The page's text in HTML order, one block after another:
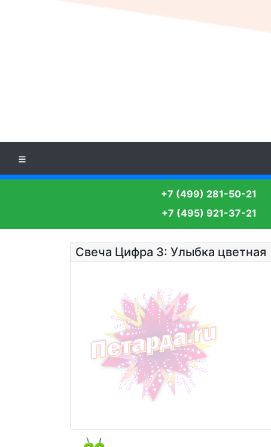
+7 (499) 281-50-21
+7 (495) 921-37-21
Свеча Цифра 3: Улыбка цветная